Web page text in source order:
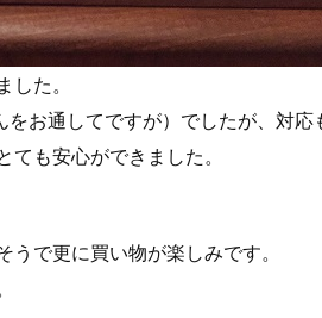
た。
お通してですが）でしたが、対応
も安心ができました。
で更に買い物が楽しみです。